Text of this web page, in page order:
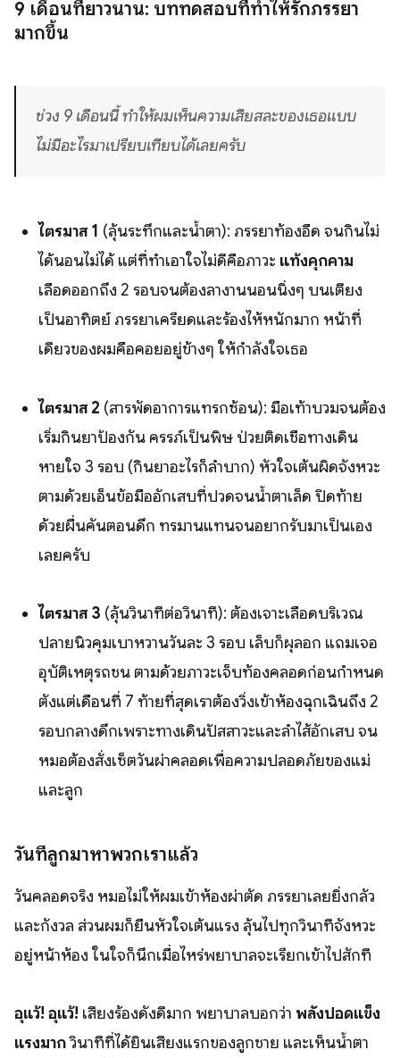
9 เดือนที่ยาวนาน: บททดสอบที่ทำให้รักภรรยา
มากขึ้น
ช่วง 9 เดือนนี้ ทำให้ผมเห็นความเสียสละของเธอแบบ
ไม่มีอะไรมาเปรียบเทียบได้เลยครับ
ไตรมาส 1 (ลุ้นระทึกและน้ำตา): ภรรยาท้องอืด จนกินไม่
ได้นอนไม่ได้ แต่ที่ทำเอาใจไม่ดีคือภาวะ แท้งคุกคาม
เลือดออกถึง 2 รอบจนต้องลางานนอนนิ่งๆ บนเตียง
เป็นอาทิตย์ ภรรยาเครียดและร้องไห้หนักมาก หน้าที่
เดียวของผมคือคอยอยู่ข้างๆ ให้กำลังใจเธอ
ไตรมาส 2 (สารพัดอาการแทรกซ้อน): มือเท้าบวมจนต้อง
เริ่มกินยาป้องกัน ครรภ์เป็นพิษ ป่วยติดเชื้อทางเดิน
หายใจ 3 รอบ (กินยาอะไรก็ลำบาก) หัวใจเต้นผิดจังหวะ
ตามด้วยเอ็นข้อมืออักเสบที่ปวดจนน้ำตาเล็ด ปิดท้าย
ด้วยผื่นคันตอนดึก ทรมานแทนจนอยากรับมาเป็นเอง
เลยครับ
ไตรมาส 3 (ลุ้นวินาทีต่อวินาที): ต้องเจาะเลือดบริเวณ
ปลายนิ้วคุมเบาหวานวันละ 3 รอบ เล็บก็ผุลอก แถมเจอ
อุบัติเหตุรถชน ตามด้วยภาวะเจ็บท้องคลอดก่อนกำหนด
ตั้งแต่เดือนที่ 7 ท้ายที่สุดเราต้องวิ่งเข้าห้องฉุกเฉินถึง 2
รอบกลางดึกเพราะทางเดินปัสสาวะและลำไส้อักเสบ จน
หมอต้องสั่งเซ็ตวันผ่าคลอดเพื่อความปลอดภัยของแม่
และลูก
วันที่ลูกมาหาพวกเราแล้ว
วันคลอดจริง หมอไม่ให้ผมเข้าห้องผ่าตัด ภรรยาเลยยิ่งกลัว
และกังวล ส่วนผมก็ยืนหัวใจเต้นแรง ลุ้นไปทุกวินาทีจังหวะ
อยู่หน้าห้อง ในใจก็นึกเมื่อไหร่พยาบาลจะเรียกเข้าไปสักที
อุแว้! อุแว้! เสียงร้องดังดีมาก พยาบาลบอกว่า พลังปอดแข็ง
แรงมากวินาทีที่ได้ยินเสียงแรกของลูกชาย และเห็นน้ำตา